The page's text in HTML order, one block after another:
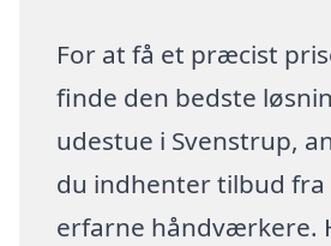
For at få et præcist
finde den bedste
udestue i Svenstrup,
du indhenter tilbud fra
erfarne håndværkere.